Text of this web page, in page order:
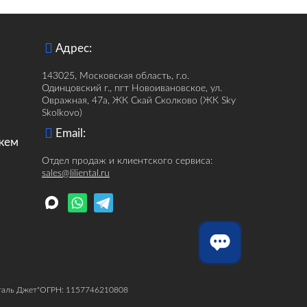
Адрес:
143025, Московская область, г.о.
Одинцовский г., пгт Новоивановское, ул.
Овражная, 47а, ЖК Скай Сколково (ЖК Sky
Skolkovo)
Email:
Отдел продаж и клиентского сервиса:
sales@liliental.ru
Джет"ОГРН: 1157746210808